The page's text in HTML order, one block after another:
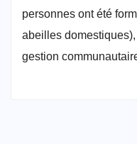
l’apiculture
personnes ont été
abeilles
gestion